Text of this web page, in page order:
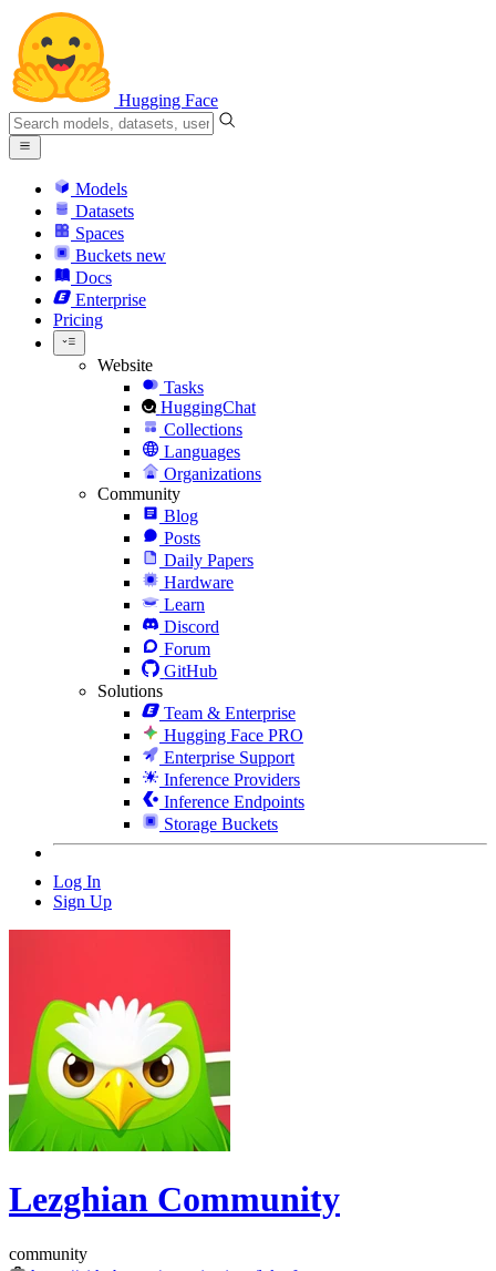
Hugging Face
Models
Datasets
Spaces
Buckets new
Docs
Enterprise
Pricing
Website
Tasks
HuggingChat
Collections
Languages
Organizations
Community
Blog
Posts
Daily Papers
Hardware
Learn
Discord
Forum
GitHub
Solutions
Team & Enterprise
Hugging Face PRO
Enterprise Support
Inference Providers
Inference Endpoints
Storage Buckets
Log In
Sign Up
Lezghian Community
community